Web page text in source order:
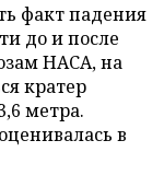
факт падения
до и после
НАСА, на
кратер
метра.
в